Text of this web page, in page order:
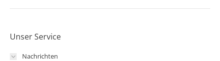
Unser Service
Nachrichten